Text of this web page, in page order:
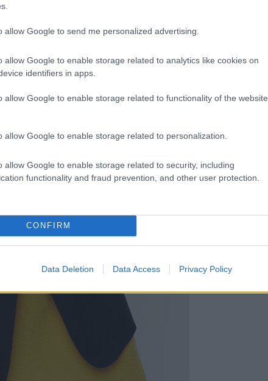
allow Google to send me personalized advertising.
allow Google to enable storage related to analytics like cookies on
identifiers in apps.
allow Google to enable storage related to functionality of the website
allow Google to enable storage related to personalization.
allow Google to enable storage related to security, including
functionality and fraud prevention, and other user protection.
CONFIRM
Data Deletion Data Access Privacy Policy